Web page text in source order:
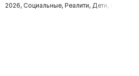
2026, Социальные, Реалити, Дети, Семейные